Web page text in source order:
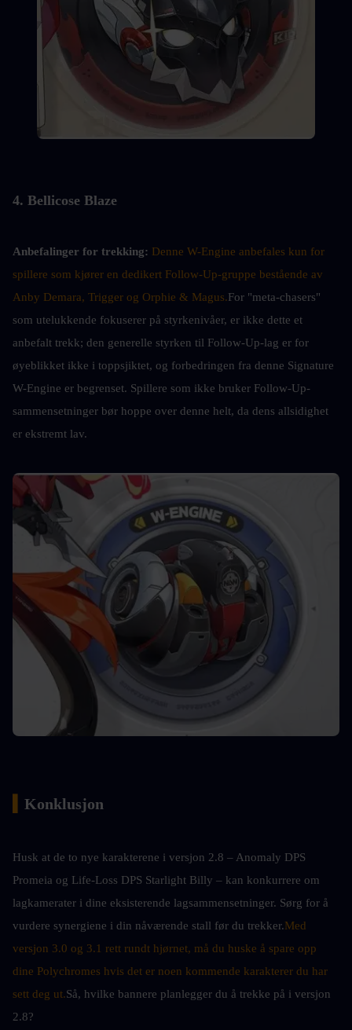
4. Bellicose Blaze
Anbefalinger for trekking: Denne W-Engine anbefales kun for
spillere som kjører en dedikert Follow-Up-gruppe bestående av
Anby Demara, Trigger og Orphie & Magus.For "meta-chasers"
som utelukkende fokuserer på styrkenivåer, er ikke dette et
anbefalt trekk; den generelle styrken til Follow-Up-lag er for
øyeblikket ikke i toppsjiktet, og forbedringen fra denne Signature
W-Engine er begrenset. Spillere som ikke bruker Follow-Up-
sammensetninger bør hoppe over denne helt, da dens allsidighet
er ekstremt lav.
Konklusjon
Husk at de to nye karakterene i versjon 2.8 – Anomaly DPS
Promeia og Life-Loss DPS Starlight Billy – kan konkurrere om
lagkamerater i dine eksisterende lagsammensetninger. Sørg for å
vurdere synergiene i din nåværende stall før du trekker.Med
versjon 3.0 og 3.1 rett rundt hjørnet, må du huske å spare opp
dine Polychromes hvis det er noen kommende karakterer du har
sett deg ut.Så, hvilke bannere planlegger du å trekke på i versjon
2.8?